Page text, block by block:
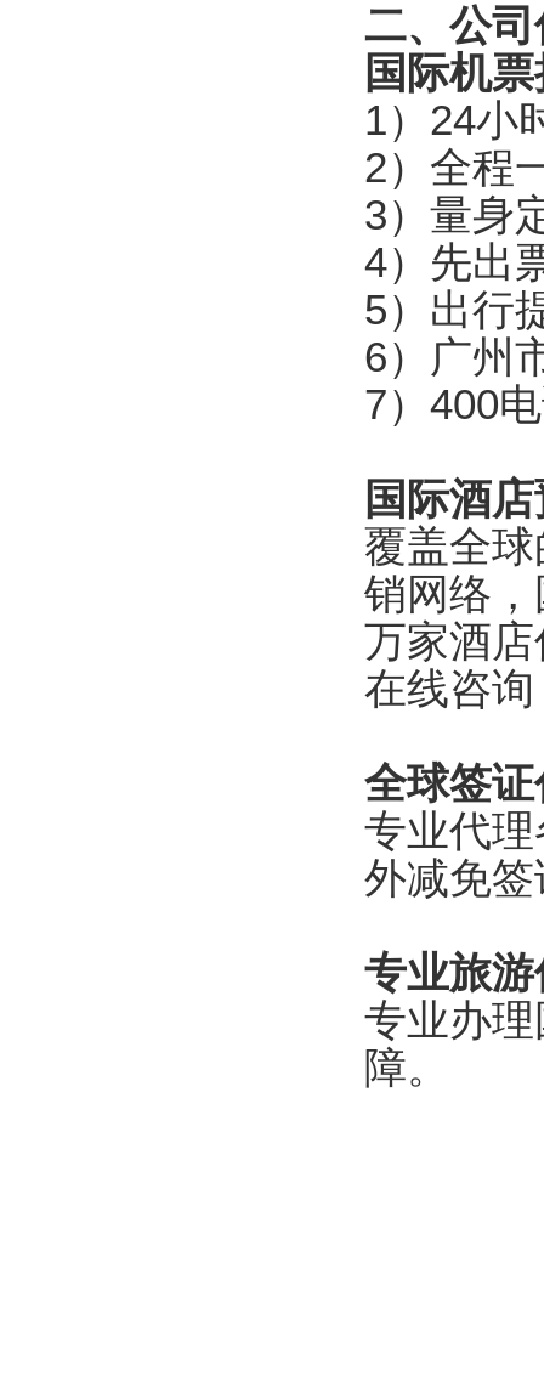
二、公
国际机
1）24小
2）全程
3）量身
4）先出
5）出行
6）广州
7）400
国际酒
覆盖全
销网络
万家酒
在线咨
全球签
专业代
外减免
专业旅
专业办
障。